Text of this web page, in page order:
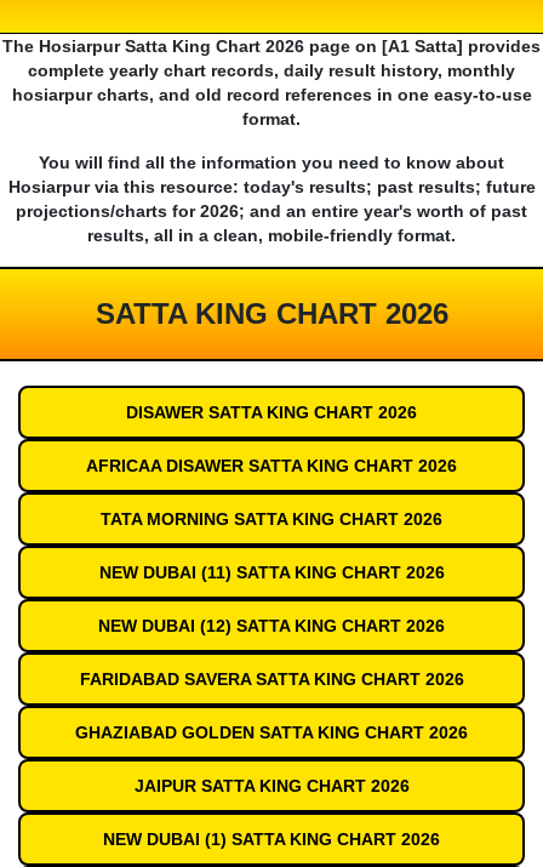
The Hosiarpur Satta King Chart 2026 page on [A1 Satta] provides
complete yearly chart records, daily result history, monthly
hosiarpur charts, and old record references in one easy-to-use
format.
You will find all the information you need to know about
Hosiarpur via this resource: today's results; past results; future
projections/charts for 2026; and an entire year's worth of past
results, all in a clean, mobile-friendly format.
SATTA KING CHART 2026
DISAWER SATTA KING CHART 2026
AFRICAA DISAWER SATTA KING CHART 2026
TATA MORNING SATTA KING CHART 2026
NEW DUBAI (11) SATTA KING CHART 2026
NEW DUBAI (12) SATTA KING CHART 2026
FARIDABAD SAVERA SATTA KING CHART 2026
GHAZIABAD GOLDEN SATTA KING CHART 2026
JAIPUR SATTA KING CHART 2026
NEW DUBAI (1) SATTA KING CHART 2026